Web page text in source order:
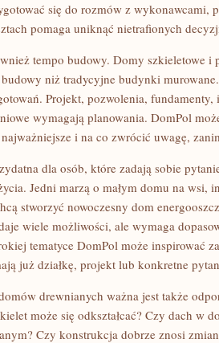
się do rozmów z wykonawcami,
pomaga uniknąć nietrafionych
tempo budowy. Domy szkieletowe i
niż tradycyjne budynki
Projekt, pozwolenia, fundamenty,
wymagają planowania. DomPol
i na co zwrócić uwagę,
dla osób, które zadają sobie
Jedni marzą o małym domu na wsi,
stworzyć nowoczesny dom
wiele możliwości, ale wymaga
tematyce DomPol może inspirować
już działkę, projekt lub konkretne
drewnianych ważna jest także
może się odkształcać? Czy dach w
Czy konstrukcja dobrze znosi